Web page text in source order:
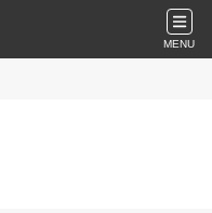
MENU